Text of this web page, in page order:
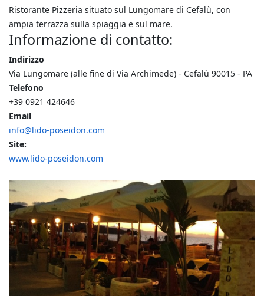
Ristorante Pizzeria situato sul Lungomare di Cefalù, con
ampia terrazza sulla spiaggia e sul mare.
Informazione di contatto:
Indirizzo
Via Lungomare (alle fine di Via Archimede) - Cefalù 90015 - PA
Telefono
+39 0921 424646
Email
info@lido-poseidon.com
Site:
www.lido-poseidon.com